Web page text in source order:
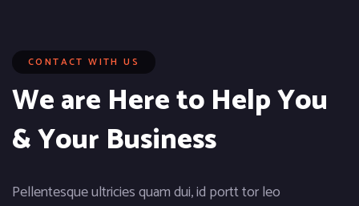
CONTACT WITH US
We are Here to Help You
& Your Business
Pellentesque ultricies quam dui, id portt tor leo